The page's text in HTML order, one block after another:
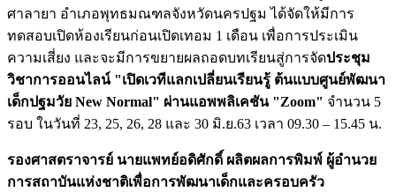
ศาลายา อำเภอพุทธมณฑลจังหวัดนครปฐม ได้จัดให้มีการ
ทดสอบเปิดห้องเรียนก่อนเปิดเทอม 1 เดือน เพื่อการประเมิน
ความเสี่ยง และจะมีการขยายผลถอดบทเรียนสู่การจัดประชุม
วิชาการออนไลน์ "เปิดเวทีแลกเปลี่ยนเรียนรู้ ต้นแบบศูนย์พัฒนา
เด็กปฐมวัย New Normal" ผ่านแอพพลิเคชัน "Zoom" จำนวน 5
รอบ ในวันที่ 23, 25, 26, 28 และ 30 มิ.ย.63 เวลา 09.30 – 15.45 น.
รองศาสตราจารย์ นายแพทย์อดิศักดิ์ ผลิตผลการพิมพ์ ผู้อำนวย
การสถาบันแห่งชาติเพื่อการพัฒนาเด็กและครอบครัว